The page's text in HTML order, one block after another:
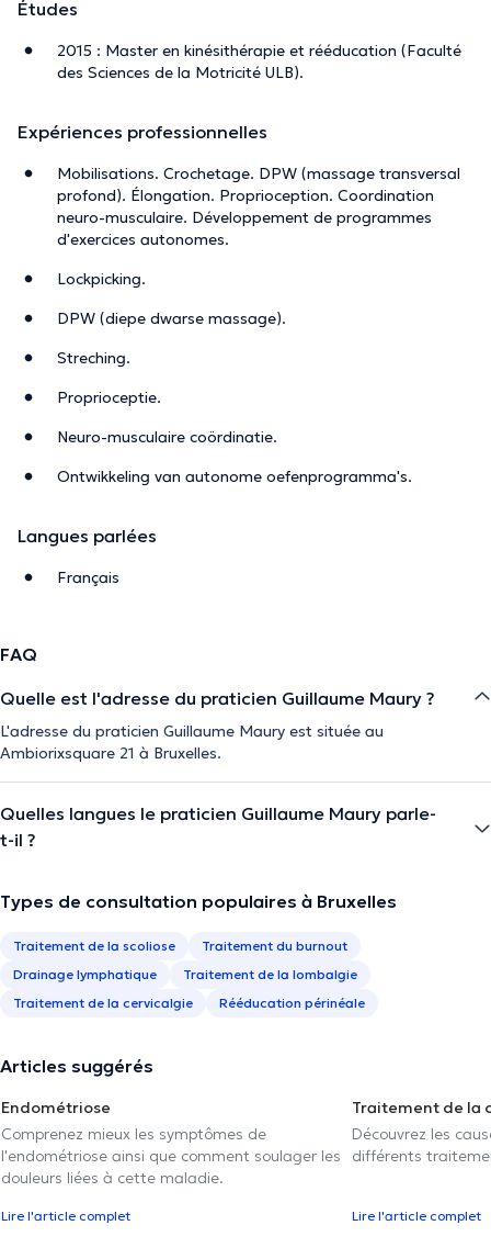
Études
2015 : Master en kinésithérapie et rééducation (Faculté
des Sciences de la Motricité ULB).
Expériences professionnelles
Mobilisations. Crochetage. DPW (massage transversal
profond). Élongation. Proprioception. Coordination
neuro-musculaire. Développement de programmes
d'exercices autonomes.
Lockpicking.
DPW (diepe dwarse massage).
Streching.
Proprioceptie.
Neuro-musculaire coördinatie.
Ontwikkeling van autonome oefenprogramma's.
Langues parlées
Français
FAQ
Quelle est l'adresse du praticien Guillaume Maury ?
L'adresse du praticien Guillaume Maury est située au
Ambiorixsquare 21 à Bruxelles.
Quelles langues le praticien Guillaume Maury parle-
t-il ?
Types de consultation populaires à Bruxelles
Traitement de la scoliose
Traitement du burnout
Drainage lymphatique
Traitement de la lombalgie
Traitement de la cervicalgie
Rééducation périnéale
Articles suggérés
Endométriose
Comprenez mieux les symptômes de
l'endométriose ainsi que comment soulager les
douleurs liées à cette maladie.
Lire l'article complet
Traitement de la
Découvrez les
différents
Lire l'article complet